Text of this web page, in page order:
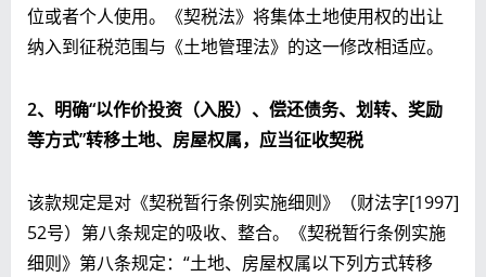
位或者个人使用。
《契税法》将集体土地使用权的出让
纳入到征税范围与《土地管理法》的这一修改相适应。
2、明确“以作价投资（入股）、偿还债务、划转、奖励
等方式”转移土地、房屋权属，应当征收契税
该款规定是对《契税暂行条例实施细则》（财法字[1997]
52号）第八条规定的吸收、整合。《契税暂行条例实施
细则》第八条规定：“土地、房屋权属以下列方式转移